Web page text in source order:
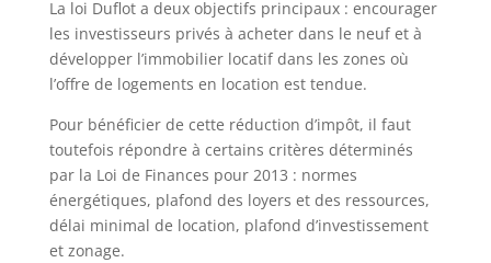
La loi Duflot a deux objectifs principaux : encourager
les investisseurs privés à acheter dans le neuf et à
développer l’immobilier locatif dans les zones où
l’offre de logements en location est tendue.
Pour bénéficier de cette réduction d’impôt, il faut
toutefois répondre à certains critères déterminés
par la Loi de Finances pour 2013 : normes
énergétiques, plafond des loyers et des ressources,
délai minimal de location, plafond d’investissement
et zonage.